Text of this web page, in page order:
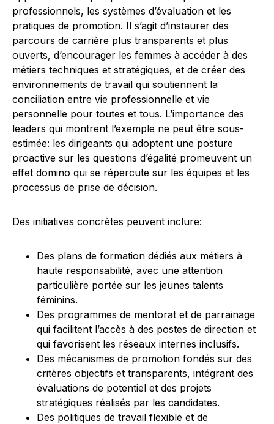
professionnels, les systèmes d’évaluation et les
pratiques de promotion. Il s’agit d’instaurer des
parcours de carrière plus transparents et plus
ouverts, d’encourager les femmes à accéder à des
métiers techniques et stratégiques, et de créer des
environnements de travail qui soutiennent la
conciliation entre vie professionnelle et vie
personnelle pour toutes et tous. L’importance des
leaders qui montrent l’exemple ne peut être sous-
estimée: les dirigeants qui adoptent une posture
proactive sur les questions d’égalité promeuvent un
effet domino qui se répercute sur les équipes et les
processus de prise de décision.
Des initiatives concrètes peuvent inclure:
Des plans de formation dédiés aux métiers à
haute responsabilité, avec une attention
particulière portée sur les jeunes talents
féminins.
Des programmes de mentorat et de parrainage
qui facilitent l’accès à des postes de direction et
qui favorisent les réseaux internes inclusifs.
Des mécanismes de promotion fondés sur des
critères objectifs et transparents, intégrant des
évaluations de potentiel et des projets
stratégiques réalisés par les candidates.
Des politiques de travail flexible et de